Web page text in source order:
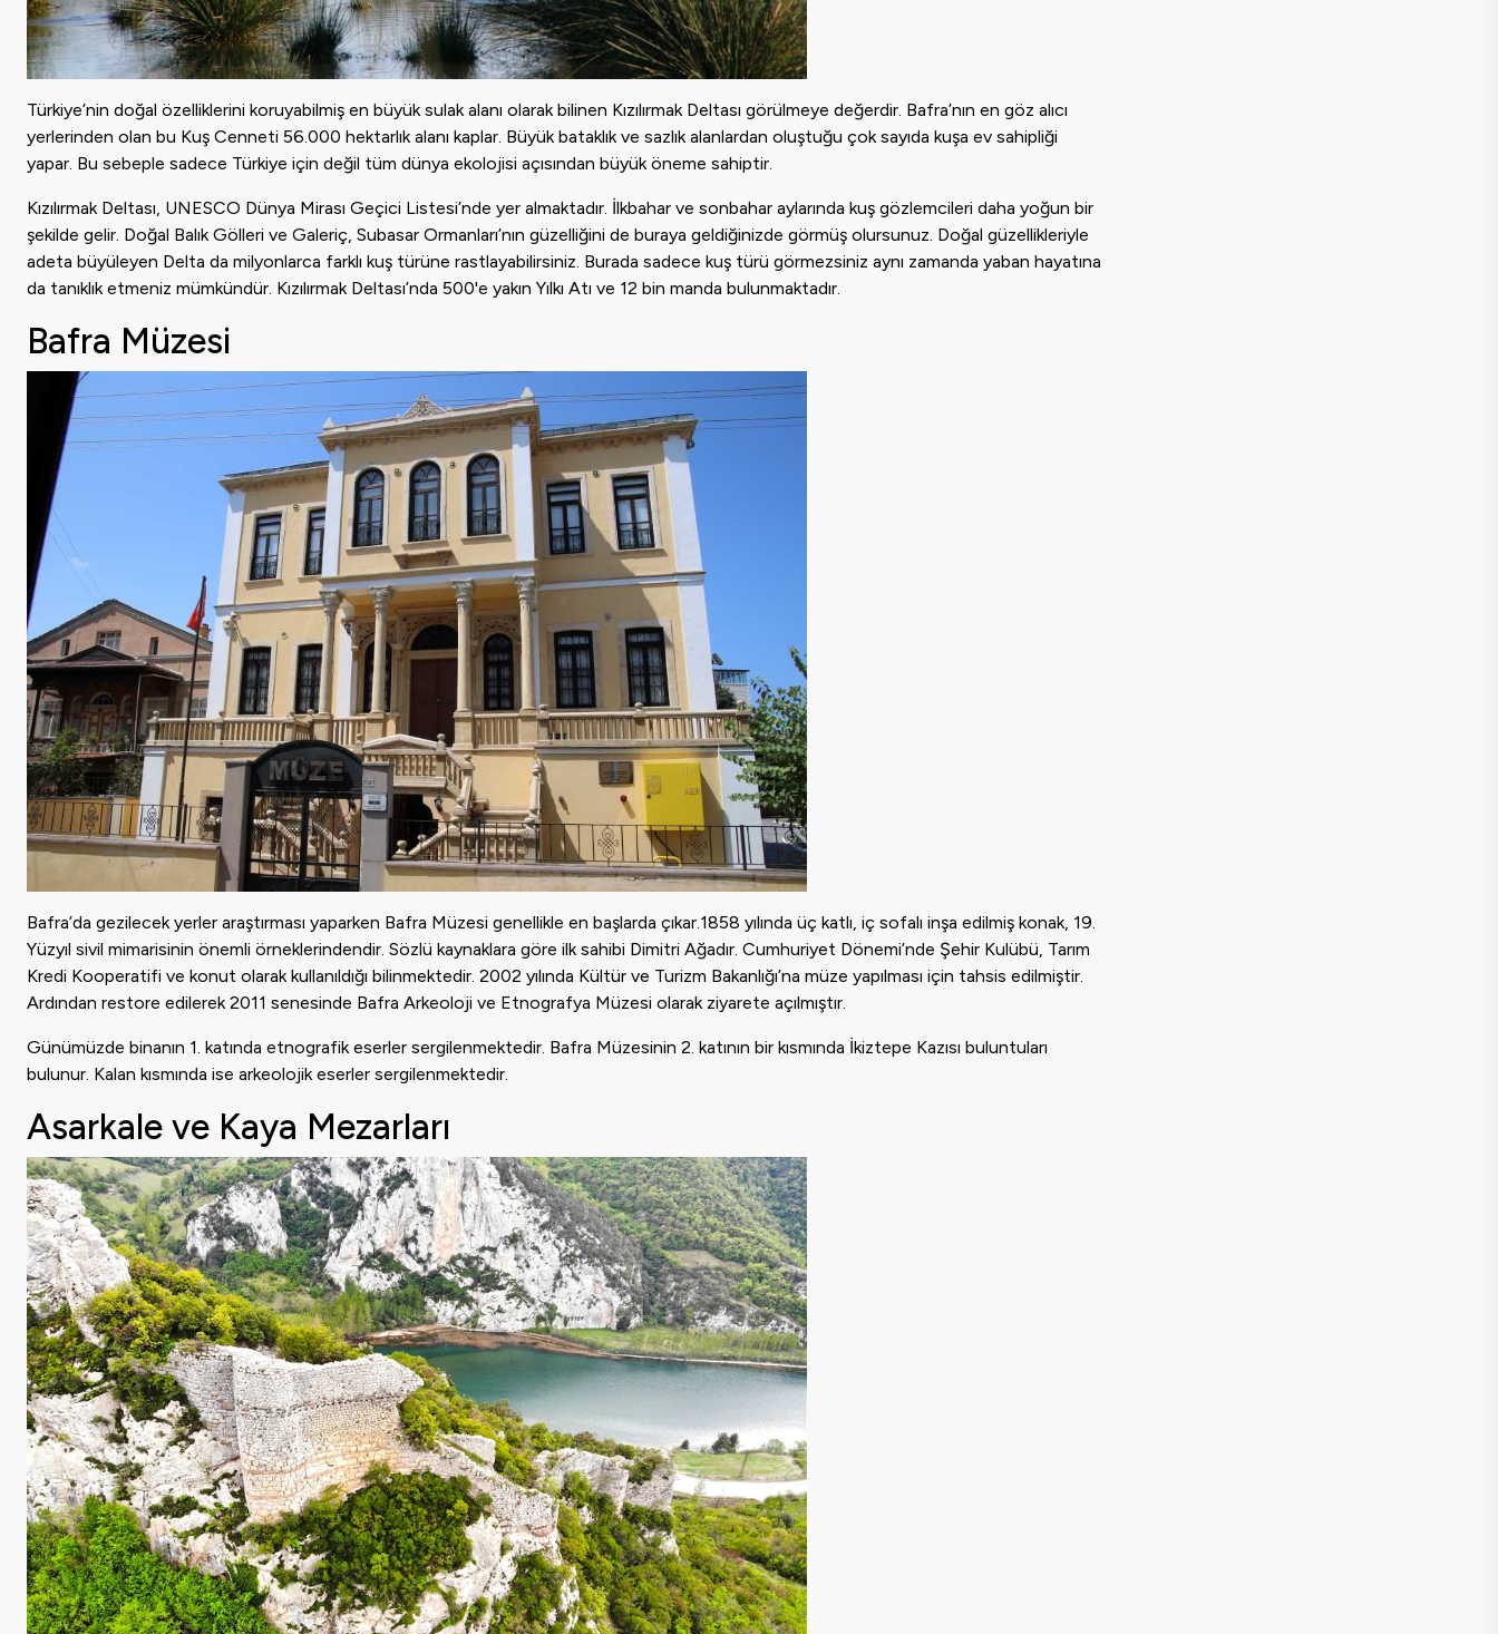
Türkiye’nin doğal özelliklerini koruyabilmiş en büyük sulak alanı olarak bilinen Kızılırmak Deltası görülmeye değerdir. Bafra’nın en göz alıcı
yerlerinden olan bu Kuş Cenneti 56.000 hektarlık alanı kaplar. Büyük bataklık ve sazlık alanlardan oluştuğu çok sayıda kuşa ev sahipliği
yapar. Bu sebeple sadece Türkiye için değil tüm dünya ekolojisi açısından büyük öneme sahiptir.
Kızılırmak Deltası, UNESCO Dünya Mirası Geçici Listesi’nde yer almaktadır. İlkbahar ve sonbahar aylarında kuş gözlemcileri daha yoğun bir
şekilde gelir. Doğal Balık Gölleri ve Galeriç, Subasar Ormanları’nın güzelliğini de buraya geldiğinizde görmüş olursunuz. Doğal güzellikleriyle
adeta büyüleyen Delta da milyonlarca farklı kuş türüne rastlayabilirsiniz. Burada sadece kuş türü görmezsiniz aynı zamanda yaban hayatına
da tanıklık etmeniz mümkündür. Kızılırmak Deltası’nda 500'e yakın Yılkı Atı ve 12 bin manda bulunmaktadır.
Bafra Müzesi
Bafra’da gezilecek yerler araştırması yaparken Bafra Müzesi genellikle en başlarda çıkar.1858 yılında üç katlı, iç sofalı inşa edilmiş konak, 19.
Yüzyıl sivil mimarisinin önemli örneklerindendir. Sözlü kaynaklara göre ilk sahibi Dimitri Ağadır. Cumhuriyet Dönemi’nde Şehir Kulübü, Tarım
Kredi Kooperatifi ve konut olarak kullanıldığı bilinmektedir. 2002 yılında Kültür ve Turizm Bakanlığı’na müze yapılması için tahsis edilmiştir.
Ardından restore edilerek 2011 senesinde Bafra Arkeoloji ve Etnografya Müzesi olarak ziyarete açılmıştır.
Günümüzde binanın 1. katında etnografik eserler sergilenmektedir. Bafra Müzesinin 2. katının bir kısmında İkiztepe Kazısı buluntuları
bulunur. Kalan kısmında ise arkeolojik eserler sergilenmektedir.
Asarkale ve Kaya Mezarları